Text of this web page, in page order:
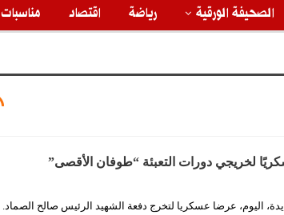
الصحيفة الورقية رياضة اقتصاد مناسبات
لخريجي دورات التعبئة “طوفان الأقصى”
اليوم، عرضا عسكريا لتخرج دفعة الشهيد الرئيس صالح الصماد.